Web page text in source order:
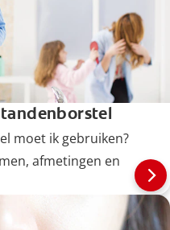
moet ik gebruiken?
afmetingen en